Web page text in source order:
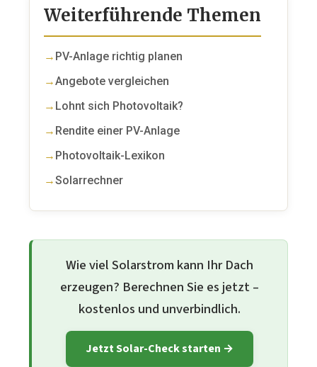
Weiterführende Themen
PV-Anlage richtig planen
Angebote vergleichen
Lohnt sich Photovoltaik?
Rendite einer PV-Anlage
Photovoltaik-Lexikon
Solarrechner
Wie viel Solarstrom kann Ihr Dach
erzeugen? Berechnen Sie es jetzt –
kostenlos und unverbindlich.
Jetzt Solar-Check starten →